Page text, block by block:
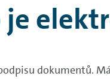
je
dokumentů.